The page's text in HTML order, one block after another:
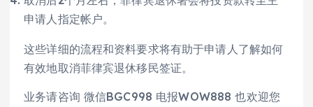
申请人指定帐户。
这些详细的流程和资料要求将有助于申请人了解如何
有效地取消菲律宾退休移民签证。
业务请咨询 微信BGC998 电报WOW888 也欢迎您